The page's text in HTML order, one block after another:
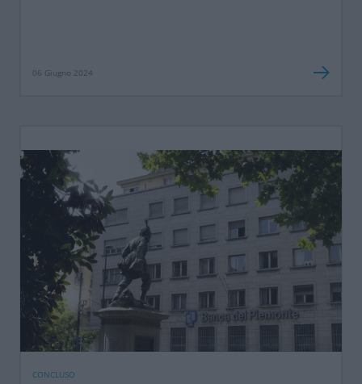
06 Giugno 2024
CONCLUSO